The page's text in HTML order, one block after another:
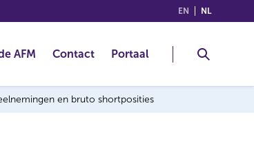
EN (ENGLISH)
NL
AFM Contact Portaal
en bruto shortposities